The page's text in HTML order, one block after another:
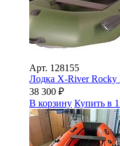
Арт. 128155
Лодка X-River Rocky
38 300 ₽
В корзину Купить в